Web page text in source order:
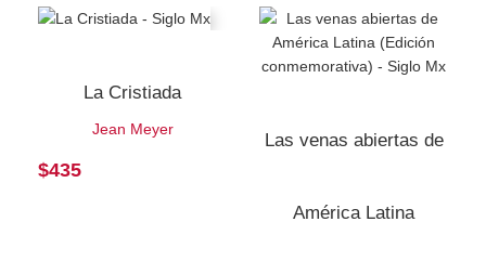
La Cristiada
Jean Meyer
$435
Las venas abiertas de
América Latina